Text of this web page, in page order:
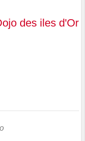
des iles d'Or